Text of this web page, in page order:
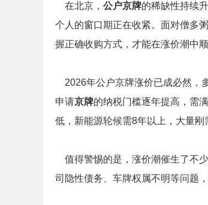
在北京， 公户京牌的稀缺性持续
个人的窗口期正在收紧。面对僧多
握正确收购方式，才能在涨价潮中
2026年公户京牌涨价已成必然，
申请京牌的纳税门槛逐年提高，需
低，新能源轮候需8年以上，大量刚
值得警惕的是，涨价潮催生了不
司隐性债务、车牌权属不明等问题